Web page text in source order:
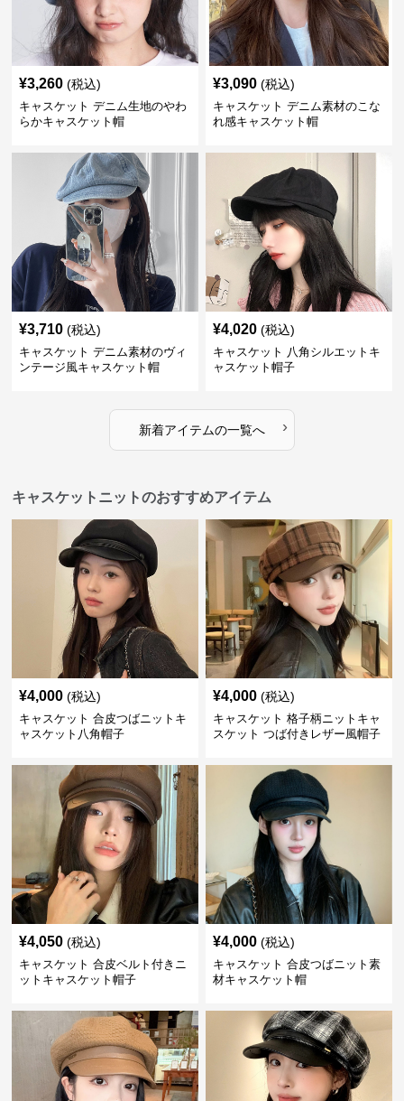
¥3,260 (税込)
キャスケット デニム生地のやわ
らかキャスケット帽
¥3,090 (税込)
キャスケット デニム素材のこな
れ感キャスケット帽
¥3,710 (税込)
キャスケット デニム素材のヴィ
ンテージ風キャスケット帽
¥4,020 (税込)
キャスケット 八角シルエットキ
ャスケット帽子
新着アイテムの一覧へ ›
キャスケットニットのおすすめアイテム
¥4,000 (税込)
キャスケット 合皮つばニットキ
ャスケット八角帽子
¥4,000 (税込)
キャスケット 格子柄ニットキャ
スケット つば付きレザー風帽子
¥4,050 (税込)
キャスケット 合皮ベルト付きニ
ットキャスケット帽子
¥4,000 (税込)
キャスケット 合皮つばニット素
材キャスケット帽